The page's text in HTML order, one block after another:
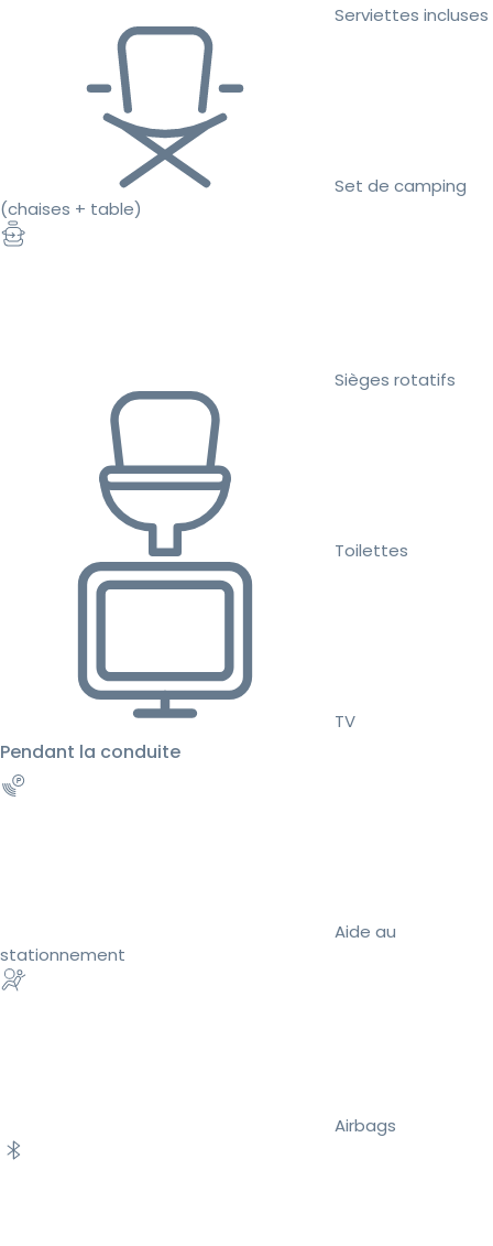
Serviettes incluses
Set de camping
(chaises + table)
Sièges rotatifs
Toilettes
TV
Pendant la conduite
Aide au
stationnement
Airbags